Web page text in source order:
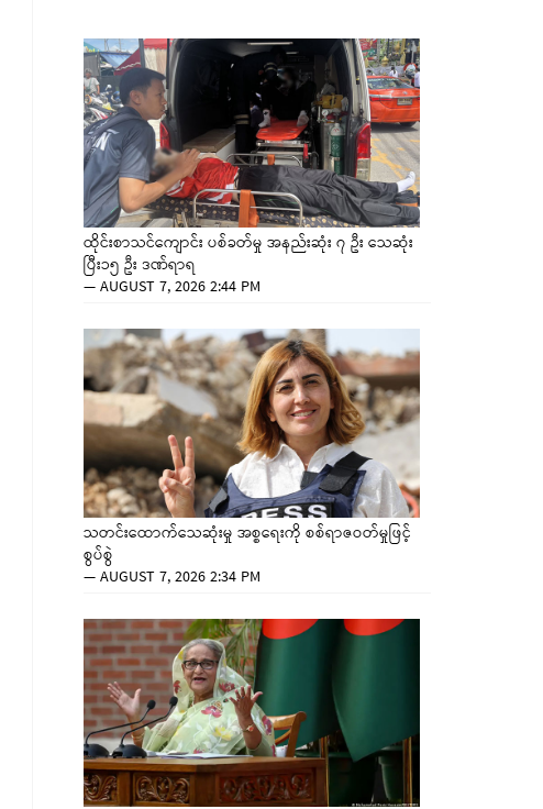
ထိုင်းစာသင်ကျောင်း ပစ်ခတ်မှု အနည်းဆုံး ၇ ဦး သေဆုံး
ပြီး၁၅ ဦး ဒဏ်ရာရ
—AUGUST 7, 2026 2:44 PM
သတင်းထောက်သေဆုံးမှု အစ္စရေးကို စစ်ရာဇဝတ်မှုဖြင့်
စွပ်စွဲ
—AUGUST 7, 2026 2:34 PM